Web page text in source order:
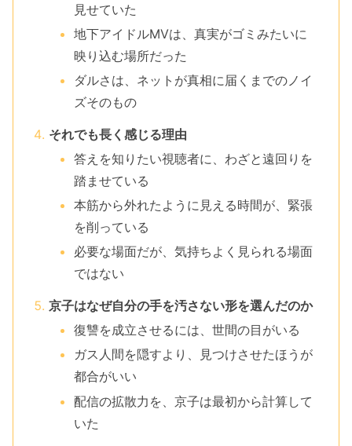
見せていた
地下アイドルMVは、真実がゴミみたいに
映り込む場所だった
ダルさは、ネットが真相に届くまでのノイ
ズそのもの
それでも長く感じる理由
答えを知りたい視聴者に、わざと遠回りを
踏ませている
本筋から外れたように見える時間が、緊張
を削っている
必要な場面だが、気持ちよく見られる場面
ではない
京子はなぜ自分の手を汚さない形を選んだのか
復讐を成立させるには、世間の目がいる
ガス人間を隠すより、見つけさせたほうが
都合がいい
配信の拡散力を、京子は最初から計算して
いた